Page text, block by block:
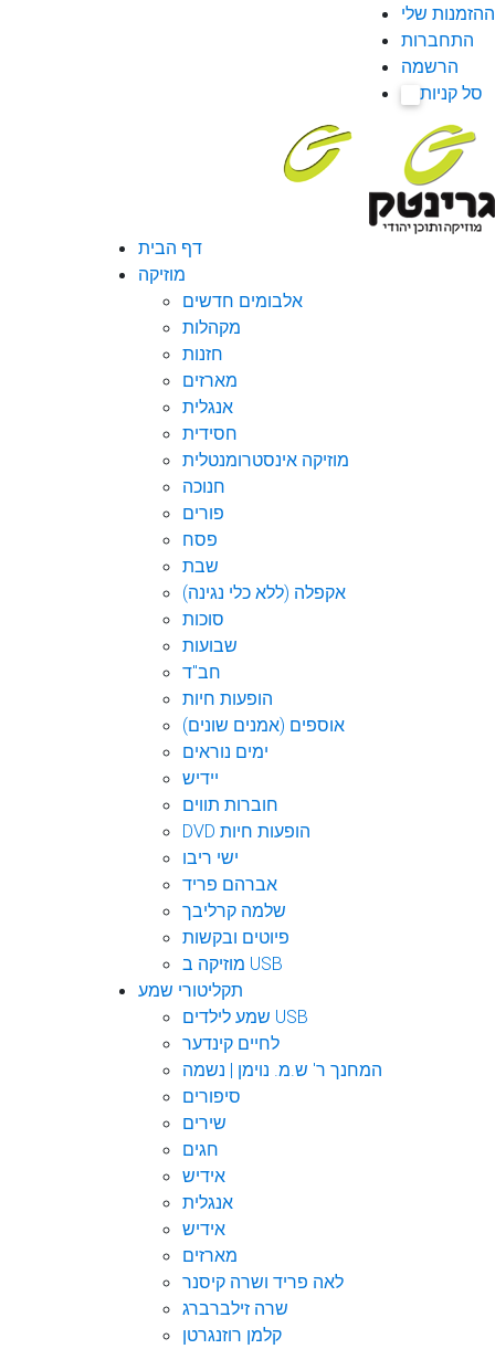
ההזמנות שלי
התחברות
הרשמה
סל קניות
דף הבית
מוזיקה
אלבומים חדשים
מקהלות
חזנות
מארזים
אנגלית
חסידית
מוזיקה אינסטרומנטלית
חנוכה
פורים
פסח
שבת
אקפלה (ללא כלי נגינה)
סוכות
שבועות
חב"ד
הופעות חיות
אוספים (אמנים שונים)
ימים נוראים
יידיש
חוברות תווים
DVD הופעות חיות
ישי ריבו
אברהם פריד
שלמה קרליבך
פיוטים ובקשות
מוזיקה ב USB
תקליטורי שמע
שמע לילדים USB
לחיים קינדער
המחנך ר' ש.מ. נוימן | נשמה
סיפורים
שירים
חגים
אידיש
אנגלית
אידיש
מארזים
לאה פריד ושרה קיסנר
שרה זילברברג
קלמן רוזנגרטן